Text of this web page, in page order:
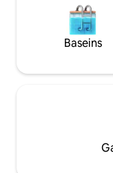
Baseins